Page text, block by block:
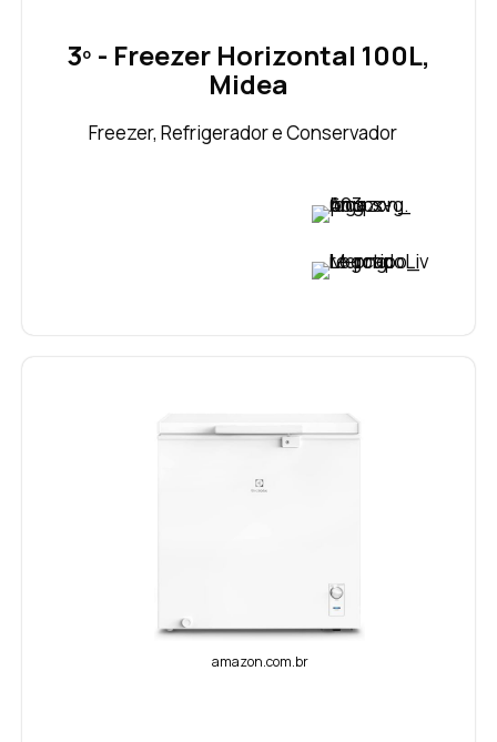
3º - Freezer Horizontal 100L,
Midea
Freezer, Refrigerador e Conservador
amazon.com.br